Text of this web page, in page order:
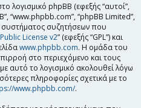
λογισμικό phpBB (εφεξής “αυτοί”,
“www.phpbb.com”, “phpBB Limited”,
συστήματος συζητήσεων που
License v2” (εφεξής “GPL”) και
www.phpbb.com. Η ομάδα του
στο περιεχόμενο και τους
αυτό το λογισμικό ακολουθεί λόγω
πληροφορίες σχετικά με το
www.phpbb.com/.